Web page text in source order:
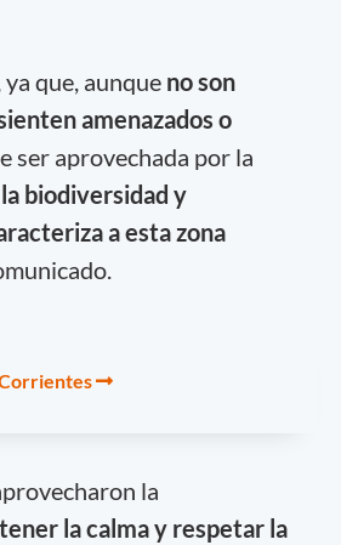
ya que, aunque no son
amenazados o
ser aprovechada por la
biodiversidad y
a esta zona
la
la calma y respetar la